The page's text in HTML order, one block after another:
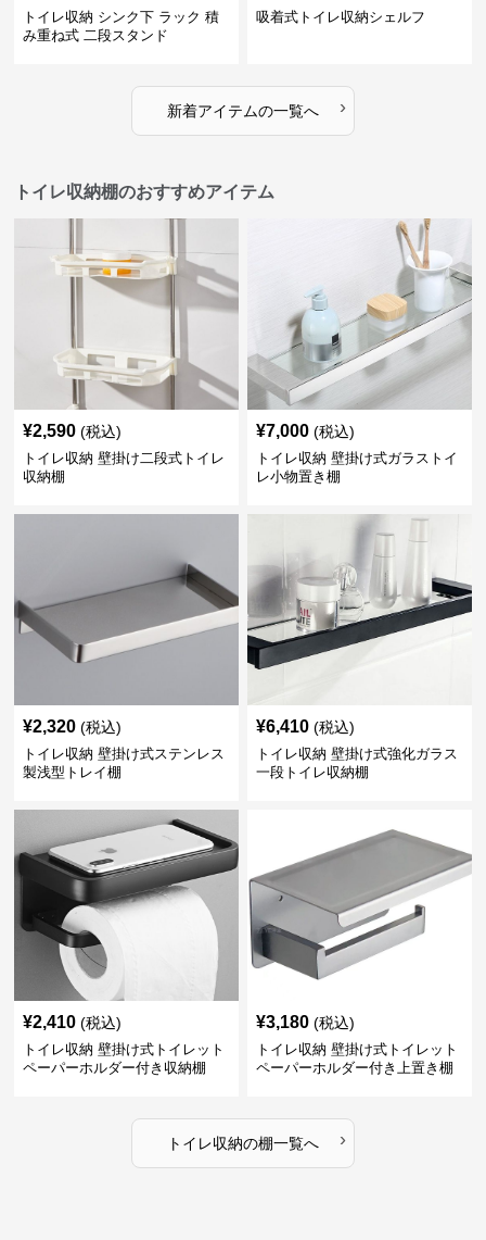
トイレ収納 シンク下 ラック 積
み重ね式 二段スタンド
吸着式トイレ収納シェルフ
新着アイテムの一覧へ ›
トイレ収納棚のおすすめアイテム
¥2,590 (税込)
トイレ収納 壁掛け二段式トイレ
収納棚
¥7,000 (税込)
トイレ収納 壁掛け式ガラストイ
レ小物置き棚
¥2,320 (税込)
トイレ収納 壁掛け式ステンレス
製浅型トレイ棚
¥6,410 (税込)
トイレ収納 壁掛け式強化ガラス
一段トイレ収納棚
¥2,410 (税込)
トイレ収納 壁掛け式トイレット
ペーパーホルダー付き収納棚
¥3,180 (税込)
トイレ収納 壁掛け式トイレット
ペーパーホルダー付き上置き棚
トイレ収納の棚一覧へ ›